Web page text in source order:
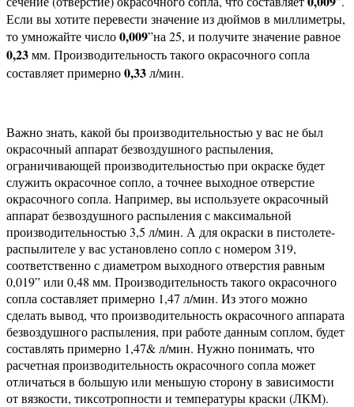
Если вы хотите перевести значение из дюймов в миллиметры,
то умножайте число0,009”на 25, и получите значение равное
0,23мм. Производительность такого окрасочного сопла
составляет примерно0,33л/мин.
Важно знать, какой бы производительностью у вас не был
окрасочный аппарат безвоздушного распыления,
ограничивающей производительностью при окраске будет
служить окрасочное сопло, а точнее выходное отверстие
окрасочного сопла. Например, вы используете окрасочный
аппарат безвоздушного распыления с максимальной
производительностью 3,5 л/мин. А для окраски в пистолете-
распылителе у вас установлено сопло с номером 319,
соответственно с диаметром выходного отверстия равным
0,019” или 0,48 мм. Производительность такого окрасочного
сопла составляет примерно 1,47 л/мин. Из этого можно
сделать вывод, что производительность окрасочного аппарата
безвоздушного распыления, при работе данным соплом, будет
составлять примерно 1,47& л/мин. Нужно понимать, что
расчетная производительность окрасочного сопла может
отличаться в большую или меньшую сторону в зависимости
от вязкости, тиксотропности и температуры краски (ЛКМ).